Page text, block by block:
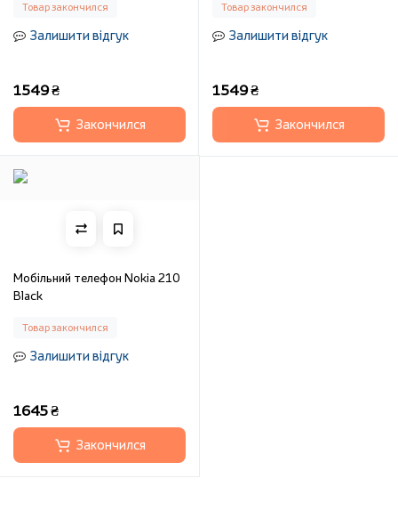
Товар закончился
Залишити відгук
1549 ₴
Закончился
Товар закончился
Залишити відгук
1549 ₴
Закончился
Мобільний телефон Nokia 210
Black
Товар закончился
Залишити відгук
1645 ₴
Закончился